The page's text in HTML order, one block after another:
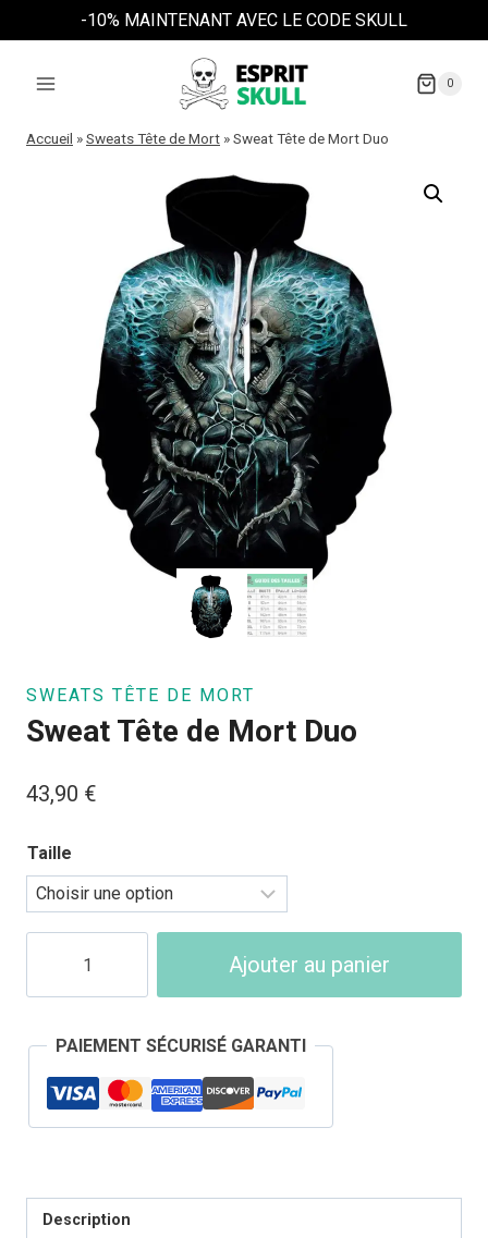
au
-10% MAINTENANT AVEC LE CODE SKULL
0
Accueil »Sweats Tête de Mort »Sweat Tête de Mort Duo
SWEATS TÊTE DE MORT
Sweat Tête de Mort Duo
43,90 €
Taille
Sweat
de
Mort
Duo
Ajouter au panier
PAIEMENT SÉCURISÉ GARANTI
Description